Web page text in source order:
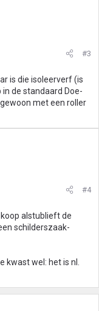
#3
is die isoleerverf (is
de standaard Doe-
met een roller
#4
alstublieft de
schilderszaak-
kwast wel: het is nl.